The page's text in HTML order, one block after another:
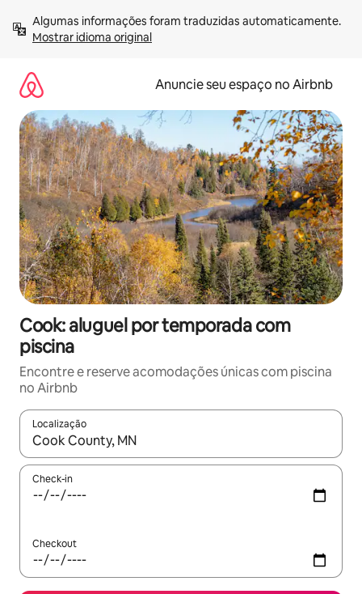
para
Mostrar idioma original
Anuncie seu espaço no Airbnb
Cook: aluguel por temporada com
piscina
Encontre e reserve acomodações únicas com piscina
no Airbnb
Localização
Quando os resultados estiverem disponíveis, explore-os
Check-in
Checkout